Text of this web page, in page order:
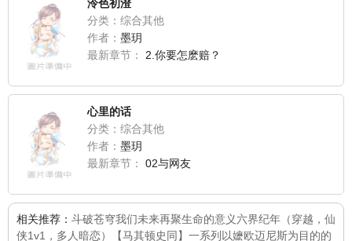
泠色初澄
分类：综合其他
作者： 墨玥
最新章节：
2.你要怎麽赔？
心里的话
分类：综合其他
作者： 墨玥
最新章节：
02与网友
相关推荐： 斗破苍穹我们未来再聚生命的意义六界纪年（穿越，仙
侠1v1，多人暗恋）
【马其顿史同】一系列以嬷欧迈尼斯为目的的